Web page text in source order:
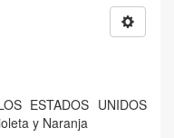
ESTADOS UNIDOS
y Naranja